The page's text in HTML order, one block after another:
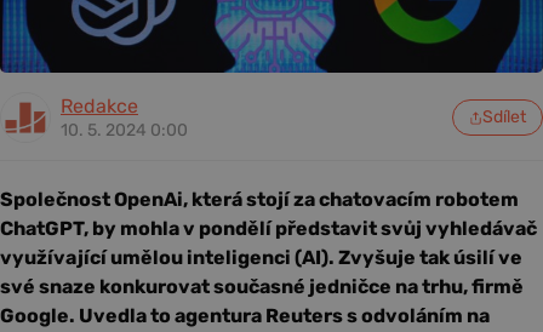
Redakce
10. 5. 2024 0:00
Sdílet
Společnost OpenAi, která stojí za chatovacím robotem
ChatGPT, by mohla v pondělí představit svůj vyhledávač
využívající umělou inteligenci (AI). Zvyšuje tak úsilí ve
své snaze konkurovat současné jedničce na trhu, firmě
Google. Uvedla to agentura Reuters s odvoláním na